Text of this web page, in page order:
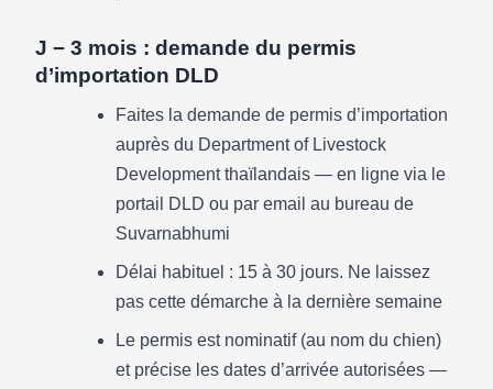
J − 3 mois : demande du permis
d’importation DLD
Faites la demande de permis d’importation
auprès du Department of Livestock
Development thaïlandais — en ligne via le
portail DLD ou par email au bureau de
Suvarnabhumi
Délai habituel : 15 à 30 jours. Ne laissez
pas cette démarche à la dernière semaine
Le permis est nominatif (au nom du chien)
et précise les dates d’arrivée autorisées —